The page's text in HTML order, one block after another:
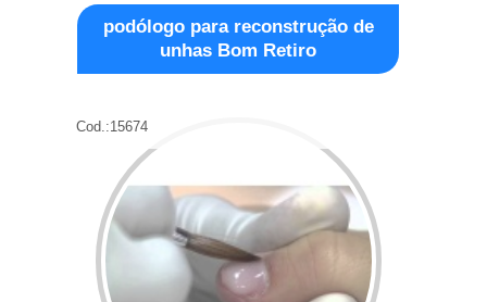
podólogo para reconstrução de
unhas Bom Retiro
Cod.:15674